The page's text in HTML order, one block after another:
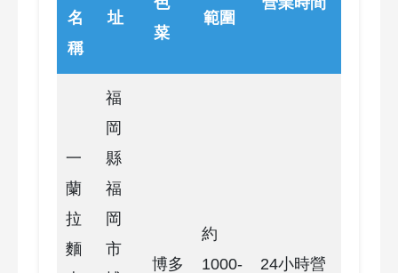
名
稱
址
菜
範圍
一
蘭
拉
麵
福
岡
縣
福
岡
市
博多
約
1000-
24小時營